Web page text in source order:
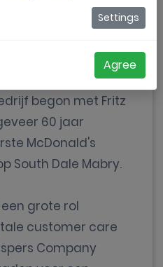
is een familiebedrijf
begon met Fritz
60 jaar
McDonald's
South Dale Mabry.
grote rol
customer care
Company
Settings
Agree